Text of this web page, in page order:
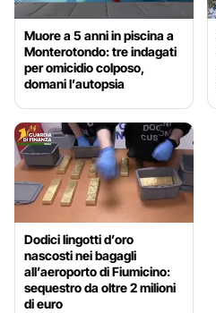
Muore a 5 anni in piscina a
Monterotondo: tre indagati
per omicidio colposo,
domani l’autopsia
Dodici lingotti d’oro
nascosti nei bagagli
all’aeroporto di Fiumicino:
sequestro da oltre 2 milioni
di euro